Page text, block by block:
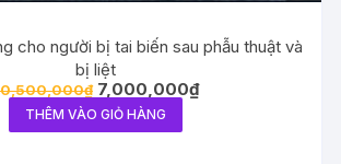
cho người bị tai biến sau phẫu thuật và
bị liệt
₫ Giá
gốc
là:
10,500,000₫.
7,000,000₫Giá
hiện
THÊM VÀO GIỎ HÀNG